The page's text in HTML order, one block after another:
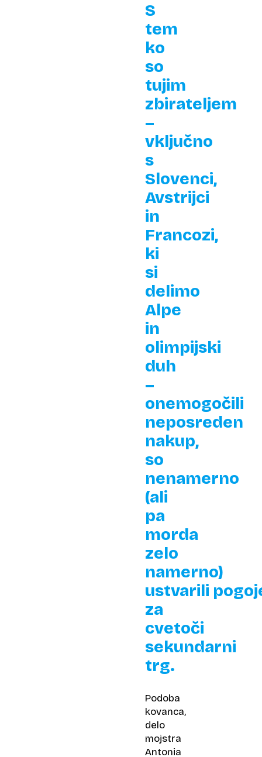
S
tem
ko
so
tujim
zbirateljem
–
vključno
s
Slovenci,
Avstrijci
in
Francozi,
ki
si
delimo
Alpe
in
olimpijski
duh
–
onemogočili
neposreden
nakup,
so
nenamerno
(ali
pa
morda
zelo
namerno)
ustvarili
za
cvetoči
sekundarni
trg.
Podoba
kovanca,
delo
mojstra
Antonia